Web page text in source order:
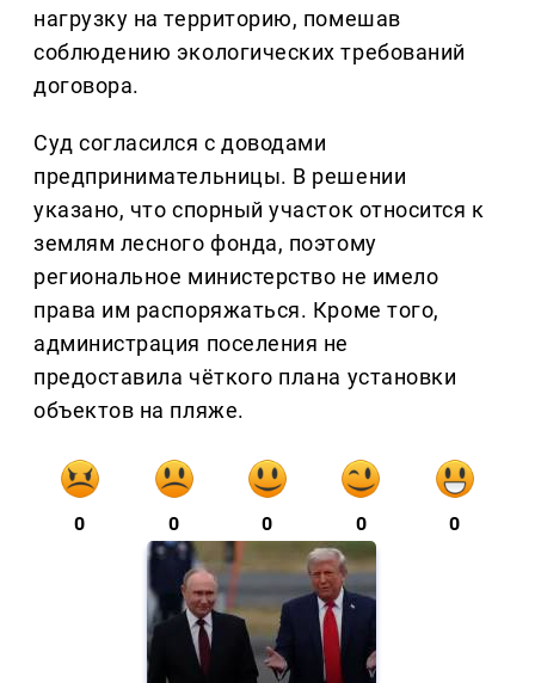
нагрузку на территорию, помешав
соблюдению экологических требований
договора.
Суд согласился с доводами
предпринимательницы. В решении
указано, что спорный участок относится к
землям лесного фонда, поэтому
региональное министерство не имело
права им распоряжаться. Кроме того,
администрация поселения не
предоставила чёткого плана установки
объектов на пляже.
0 0 0 0 0